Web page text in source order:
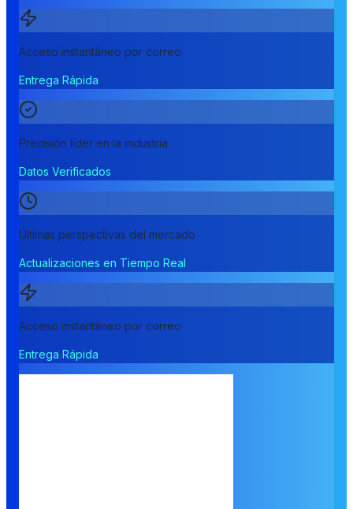
Acceso instantáneo por correo
Entrega Rápida
Precisión líder en la industria
Datos Verificados
Últimas perspectivas del mercado
Actualizaciones en Tiempo Real
Acceso instantáneo por correo
Entrega Rápida